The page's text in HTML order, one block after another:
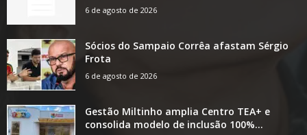
6 de agosto de 2026
Sócios do Sampaio Corrêa afastam Sérgio
Frota
6 de agosto de 2026
Gestão Miltinho amplia Centro TEA+ e
consolida modelo de inclusão 100%...